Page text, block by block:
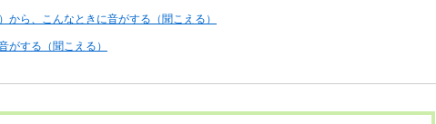
ら、こんなときに音がする（聞こえる）
がする（聞こえる）